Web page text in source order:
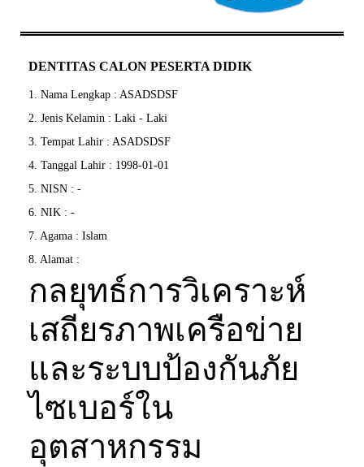
DENTITAS CALON PESERTA DIDIK
1. Nama Lengkap : ASADSDSF
2. Jenis Kelamin : Laki - Laki
3. Tempat Lahir : ASADSDSF
4. Tanggal Lahir : 1998-01-01
5. NISN : -
6. NIK : -
7. Agama : Islam
8. Alamat :
กลยุทธ์การวิเคราะห์
เสถียรภาพเครือข่าย
และระบบป้องกันภัย
ไซเบอร์ใน
อุตสาหกรรม